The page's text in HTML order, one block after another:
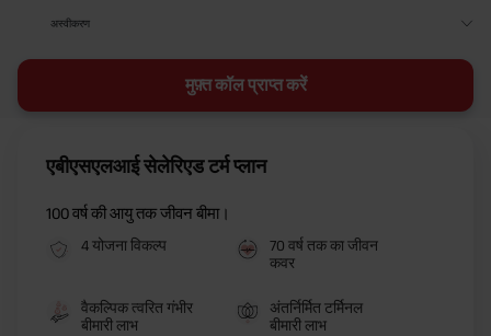
अस्वीकरण
मुफ़्त कॉल प्राप्त करें
एबीएसएलआई सेलेरिएड टर्म प्लान
100 वर्ष की आयु तक जीवन बीमा।
4 योजना विकल्प
70 वर्ष तक का जीवन
कवर
वैकल्पिक त्वरित गंभीर
बीमारी लाभ
अंतर्निर्मित टर्मिनल
बीमारी लाभ